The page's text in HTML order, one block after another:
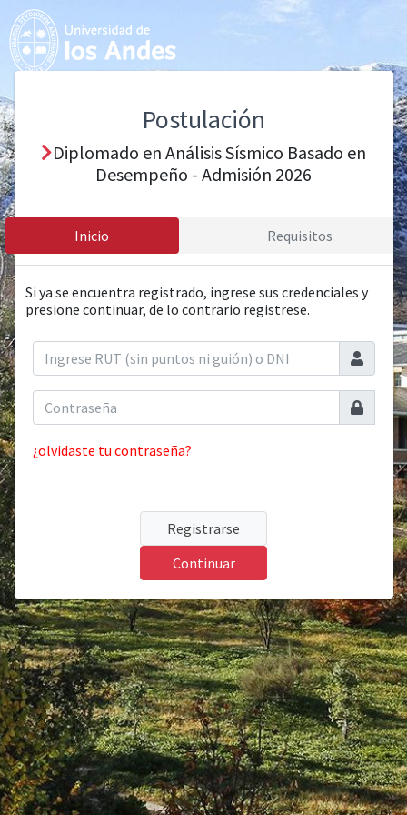
Postulación
Diplomado en Análisis Sísmico Basado en
Desempeño - Admisión 2026
Inicio Requisitos
Si ya se encuentra registrado, ingrese sus credenciales y
presione continuar, de lo contrario registrese.
¿olvidaste tu contraseña?
Registrarse
Continuar